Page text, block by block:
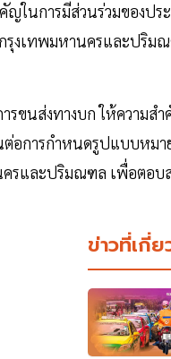
ญในการมีส่วนร่วมของป
กรุงเทพมหานครและปริ
ารขนส่งทางบก ให้ความ
อการกำหนดรูปแบบหมา
รและปริมณฑล เพื่อตอบส
ข่าวที่เกี่